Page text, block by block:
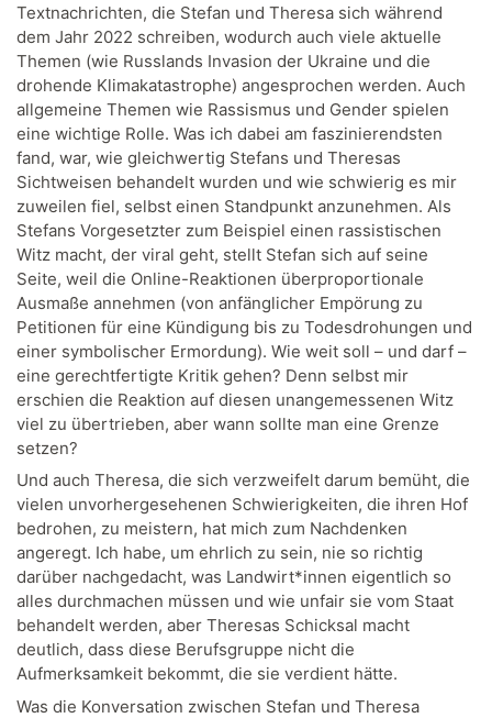
Textnachrichten, die Stefan und Theresa sich während
dem Jahr 2022 schreiben, wodurch auch viele aktuelle
Themen (wie Russlands Invasion der Ukraine und die
drohende Klimakatastrophe) angesprochen werden. Auch
allgemeine Themen wie Rassismus und Gender spielen
eine wichtige Rolle. Was ich dabei am faszinierendsten
fand, war, wie gleichwertig Stefans und Theresas
Sichtweisen behandelt wurden und wie schwierig es mir
zuweilen fiel, selbst einen Standpunkt anzunehmen. Als
Stefans Vorgesetzter zum Beispiel einen rassistischen
Witz macht, der viral geht, stellt Stefan sich auf seine
Seite, weil die Online-Reaktionen überproportionale
Ausmaße annehmen (von anfänglicher Empörung zu
Petitionen für eine Kündigung bis zu Todesdrohungen und
einer symbolischer Ermordung). Wie weit soll – und darf –
eine gerechtfertigte Kritik gehen? Denn selbst mir
erschien die Reaktion auf diesen unangemessenen Witz
viel zu übertrieben, aber wann sollte man eine Grenze
setzen?
Und auch Theresa, die sich verzweifelt darum bemüht, die
vielen unvorhergesehenen Schwierigkeiten, die ihren Hof
bedrohen, zu meistern, hat mich zum Nachdenken
angeregt. Ich habe, um ehrlich zu sein, nie so richtig
darüber nachgedacht, was Landwirt*innen eigentlich so
alles durchmachen müssen und wie unfair sie vom Staat
behandelt werden, aber Theresas Schicksal macht
deutlich, dass diese Berufsgruppe nicht die
Aufmerksamkeit bekommt, die sie verdient hätte.
Was die Konversation zwischen Stefan und Theresa